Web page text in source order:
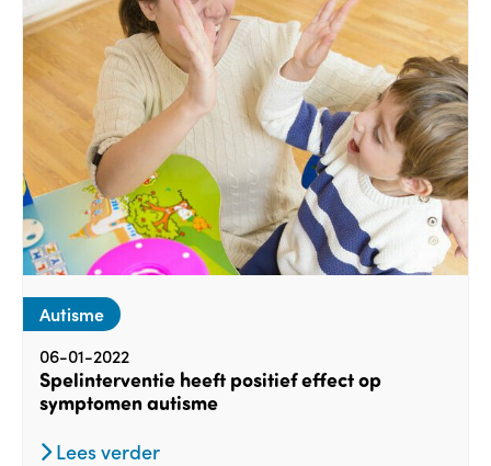
Autisme
06-01-2022
Spelinterventie heeft positief effect op
symptomen autisme
Lees verder